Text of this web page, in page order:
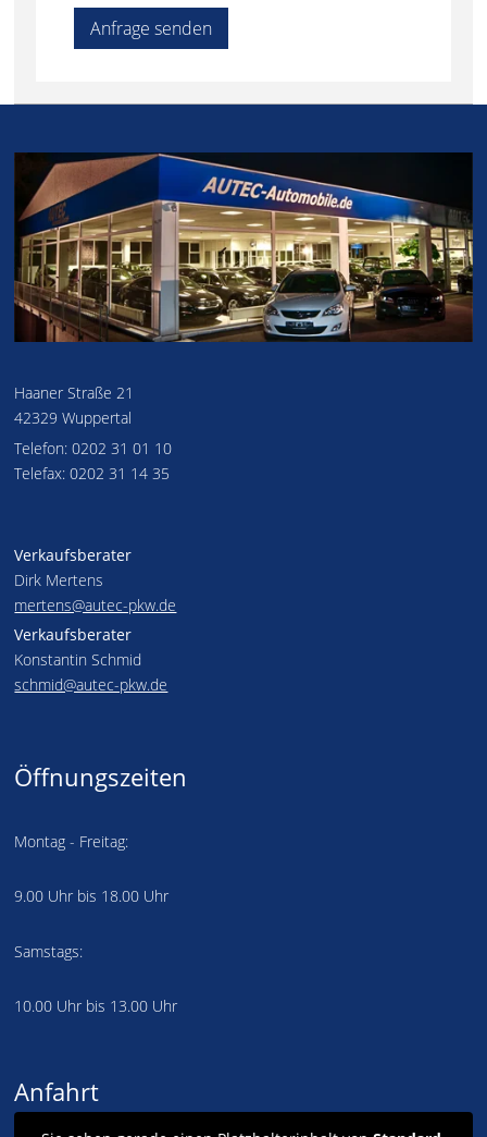
Anfrage senden
Haaner Straße 21
42329 Wuppertal
Telefon: 0202 31 01 10
Telefax: 0202 31 14 35
Verkaufsberater
Dirk Mertens
mertens@autec-pkw.de
Verkaufsberater
Konstantin Schmid
schmid@autec-pkw.de
Öffnungszeiten
Montag - Freitag:
9.00 Uhr bis 18.00 Uhr
Samstags:
10.00 Uhr bis 13.00 Uhr
Anfahrt